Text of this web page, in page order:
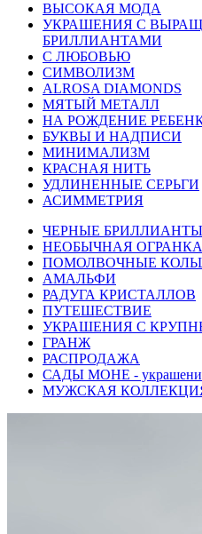
ВЫСОКАЯ МОДА
УКРАШЕНИЯ С
БРИЛЛИАНТАМИ
С ЛЮБОВЬЮ
СИМВОЛИЗМ
ALROSA DIAMONDS
МЯТЫЙ МЕТАЛЛ
НА РОЖДЕНИЕ
БУКВЫ И НАДПИСИ
МИНИМАЛИЗМ
КРАСНАЯ НИТЬ
УДЛИНЕННЫЕ СЕРЬГИ
АСИММЕТРИЯ
ЧЕРНЫЕ БРИЛЛИАНТЫ
НЕОБЫЧНАЯ ОГРАНКА
ПОМОЛВОЧНЫЕ
АМАЛЬФИ
РАДУГА КРИСТАЛЛОВ
ПУТЕШЕСТВИЕ
УКРАШЕНИЯ С
ГРАНЖ
РАСПРОДАЖА
САДЫ МОНЕ - украшения
МУЖСКАЯ